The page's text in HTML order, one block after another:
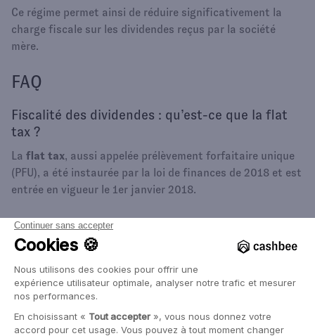
Ce régime permet ainsi de réduire significativement la
charge fiscale sur les dividendes reçus par la société
mère.
FAQ
Fiscalité des dividendes : qu’est-ce que la flat
tax ?
La flat tax, aussi appelée prélèvement forfaitaire unique
(PFU), a été instaurée par la loi de finances de 2018 et est
entrée en vigueur le 1er janvier 2018.
Cette mesure, promise par le Président Emmanuel Macron
lors de sa campagne, vise à encourager les
investissements plutôt que les placements cherchant des
avantages fiscaux. Elle a également pour objectif de
simplifier la fiscalité des épargnes.
Avant la mise en place de la flat tax dans la
fiscalité des